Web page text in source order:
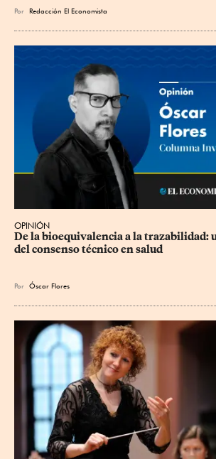
Por Redacción El Economista
OPINIÓN
De la bioequivalencia a la trazabilidad:
del consenso técnico en salud
Por Óscar Flores